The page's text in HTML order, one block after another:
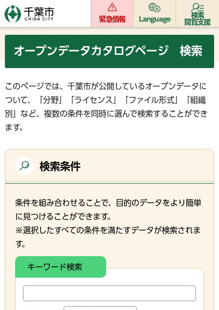
緊急情報 Language
検索
閲覧支援
オープンデータカタログページ 検索
このページでは、千葉市が公開しているオープンデータに
ついて、「分野」「ライセンス」「ファイル形式」「組織
別」など、複数の条件を同時に選んで検索することができ
ます。
検索条件
条件を組み合わせることで、目的のデータをより簡単
に見つけることができます。
※選択したすべての条件を満たすデータが検索されま
す。
キーワード検索